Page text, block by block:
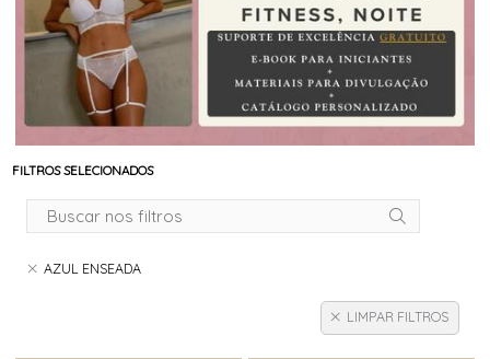
FILTROS SELECIONADOS
AZUL ENSEADA
LIMPAR FILTROS